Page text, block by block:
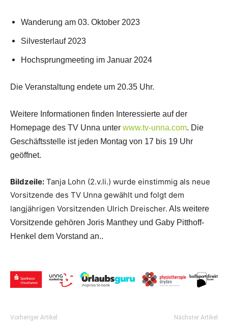
Wanderung am 03. Oktober 2023
Silvesterlauf 2023
Hochsprungmeeting im Januar 2024
Die Veranstaltung endete um 20.35 Uhr.
Weitere Informationen finden Interessierte auf der
Homepage des TV Unna unter www.tv-unna.com. Die
Geschäftsstelle ist jeden Montag von 17 bis 19 Uhr
geöffnet.
Bildzeile: Tanja Lohn (2.v.li.) wurde einstimmig als neue
Vorsitzende des TV Unna gewählt und folgt dem
langjährigen Vorsitzenden Ulrich Dreischer. Als weitere
Vorsitzende gehören Joris Manthey und Gaby Pitthoff-
Henkel dem Vorstand an..
Vorheriger Artikel Nächster Artikel